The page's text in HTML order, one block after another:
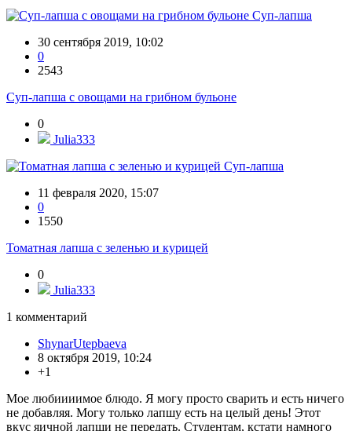
Суп-лапша
30 сентября 2019, 10:02
0
2543
Суп-лапша с овощами на грибном бульоне
0
Julia333
Суп-лапша
11 февраля 2020, 15:07
0
1550
Томатная лапша с зеленью и курицей
0
Julia333
1 комментарий
ShynarUtepbaeva
8 октября 2019, 10:24
+1
Мое любиииимое блюдо. Я могу просто сварить и есть ничего
не добавляя. Могу только лапшу есть на целый день! Этот
вкус яичной лапши не передать. Студентам, кстати намного